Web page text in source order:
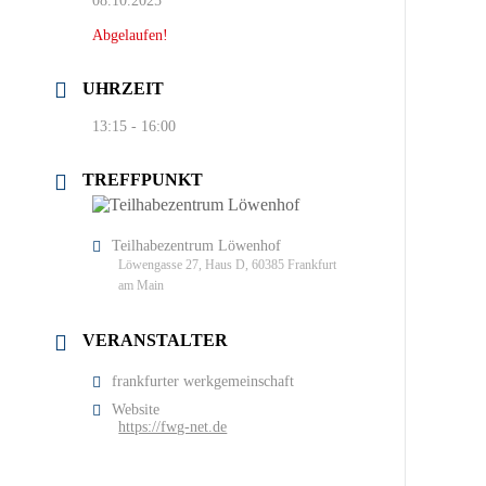
Abgelaufen!
UHRZEIT
13:15 - 16:00
TREFFPUNKT
Teilhabezentrum Löwenhof
Löwengasse 27, Haus D, 60385 Frankfurt
am Main
VERANSTALTER
frankfurter werkgemeinschaft
Website
https://fwg-net.de